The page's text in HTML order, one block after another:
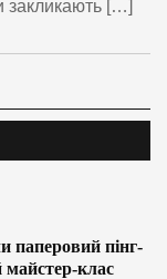
закликають […]
паперовий пінг-
майстер-клас